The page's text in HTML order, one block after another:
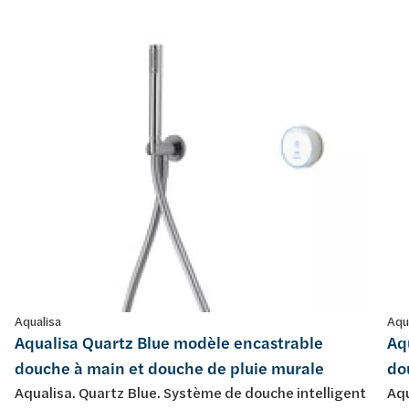
Aqualisa
Aqualisa Quartz Blue modèle encastrable
douche à main et douche de pluie murale
Aqualisa. Quartz Blue. Système de douche intelligent